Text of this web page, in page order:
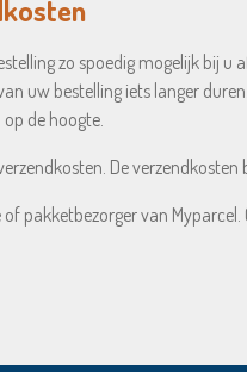
zo spoedig mogelijk bij
uw bestelling iets langer
de hoogte.
De verzendkosten
pakketbezorger van